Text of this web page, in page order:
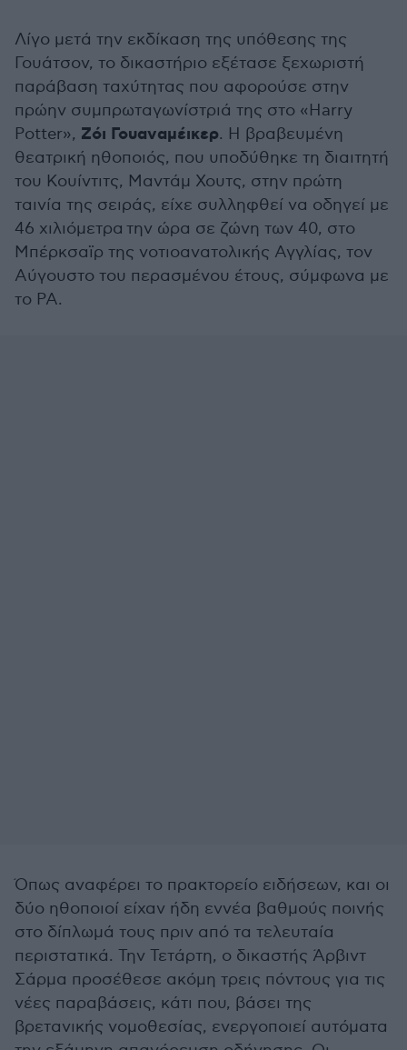
Λίγο μετά την εκδίκαση της υπόθεσης της
Γουάτσον, το δικαστήριο εξέτασε ξεχωριστή
παράβαση ταχύτητας που αφορούσε στην
πρώην συμπρωταγωνίστριά της στο «Harry
Potter», Ζόι Γουαναμέικερ. Η βραβευμένη
θεατρική ηθοποιός, που υποδύθηκε τη διαιτητή
του Κουίντιτς, Μαντάμ Χουτς, στην πρώτη
ταινία της σειράς, είχε συλληφθεί να οδηγεί με
46 χιλιόμετρα την ώρα σε ζώνη των 40, στο
Μπέρκσαϊρ της νοτιοανατολικής Αγγλίας, τον
Αύγουστο του περασμένου έτους, σύμφωνα με
το PA.
Όπως αναφέρει το πρακτορείο ειδήσεων, και οι
δύο ηθοποιοί είχαν ήδη εννέα βαθμούς ποινής
στο δίπλωμά τους πριν από τα τελευταία
περιστατικά. Την Τετάρτη, ο δικαστής Άρβιντ
Σάρμα προσέθεσε ακόμη τρεις πόντους για τις
νέες παραβάσεις, κάτι που, βάσει της
βρετανικής νομοθεσίας, ενεργοποιεί αυτόματα